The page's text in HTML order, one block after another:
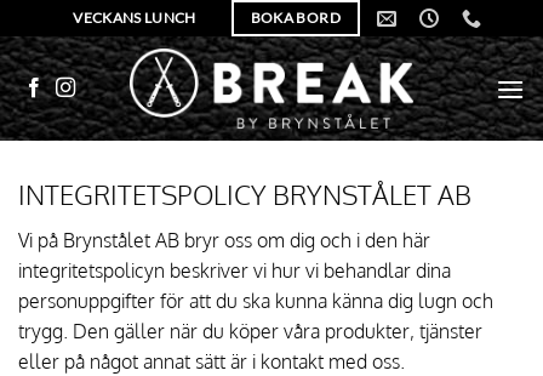
to
content
VECKANS LUNCH BOKA BORD
INTEGRITETSPOLICY BRYNSTÅLET AB
Vi på Brynstålet AB bryr oss om dig och i den här
integritetspolicyn beskriver vi hur vi behandlar dina
personuppgifter för att du ska kunna känna dig lugn och
trygg. Den gäller när du köper våra produkter, tjänster
eller på något annat sätt är i kontakt med oss.